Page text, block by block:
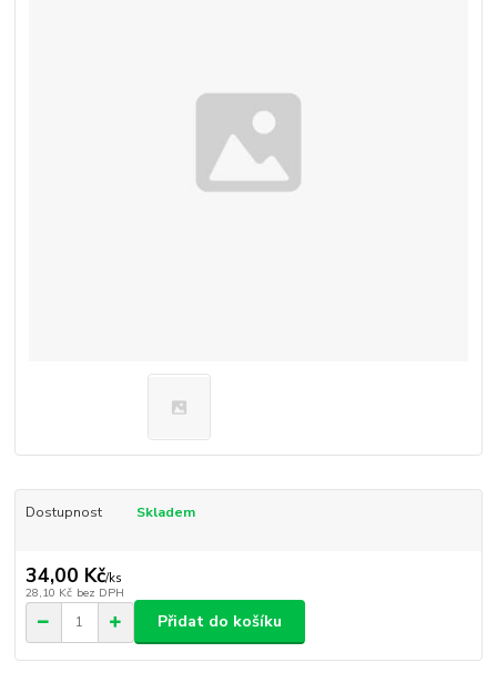
Dostupnost Skladem
34,00 Kč/ks
28,10 Kč bez DPH
Přidat do košíku